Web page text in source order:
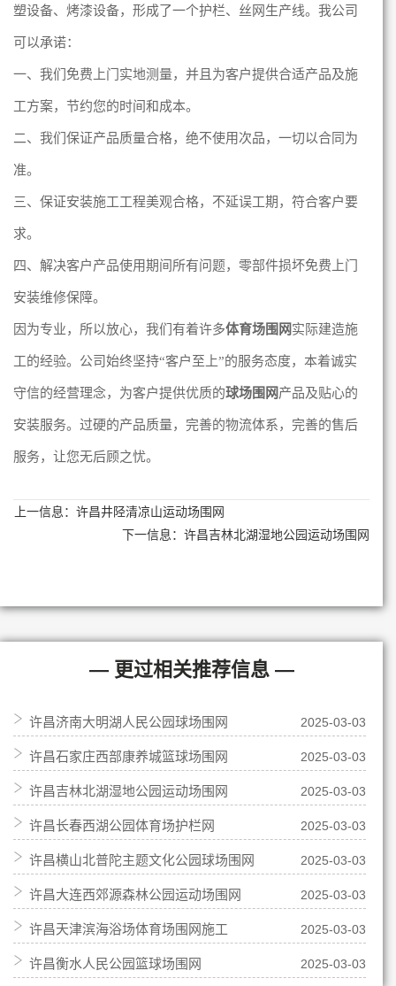
塑设备、烤漆设备，形成了一个护栏、丝网生产线。 我公司
可以承诺：
一、我们免费上门实地测量，并且为客户提供合适产品及施
工方案，节约您的时间和成本。
二、我们保证产品质量合格，绝不使用次品，一切以合同为
准。
三、保证安装施工工程美观合格，不延误工期，符合客户要
求。
四、解决客户产品使用期间所有问题，零部件损坏免费上门
安装维修保障。
因为专业，所以放心，我们有着许多体育场围网实际建造施
工的经验。公司始终坚持“客户至上”的服务态度，本着诚实
守信的经营理念，为客户提供优质的球场围网产品及贴心的
安装服务。过硬的产品质量，完善的物流体系，完善的售后
服务，让您无后顾之忧。
上一信息： 许昌井陉清凉山运动场围网
下一信息：许昌吉林北湖湿地公园运动场围网
— 更过相关推荐信息 —
许昌济南大明湖人民公园球场围网 2025-03-03
许昌石家庄西部康养城篮球场围网 2025-03-03
许昌吉林北湖湿地公园运动场围网 2025-03-03
许昌长春西湖公园体育场护栏网 2025-03-03
许昌横山北普陀主题文化公园球场围网 2025-03-03
许昌大连西郊源森林公园运动场围网 2025-03-03
许昌天津滨海浴场体育场围网施工 2025-03-03
许昌衡水人民公园篮球场围网 2025-03-03